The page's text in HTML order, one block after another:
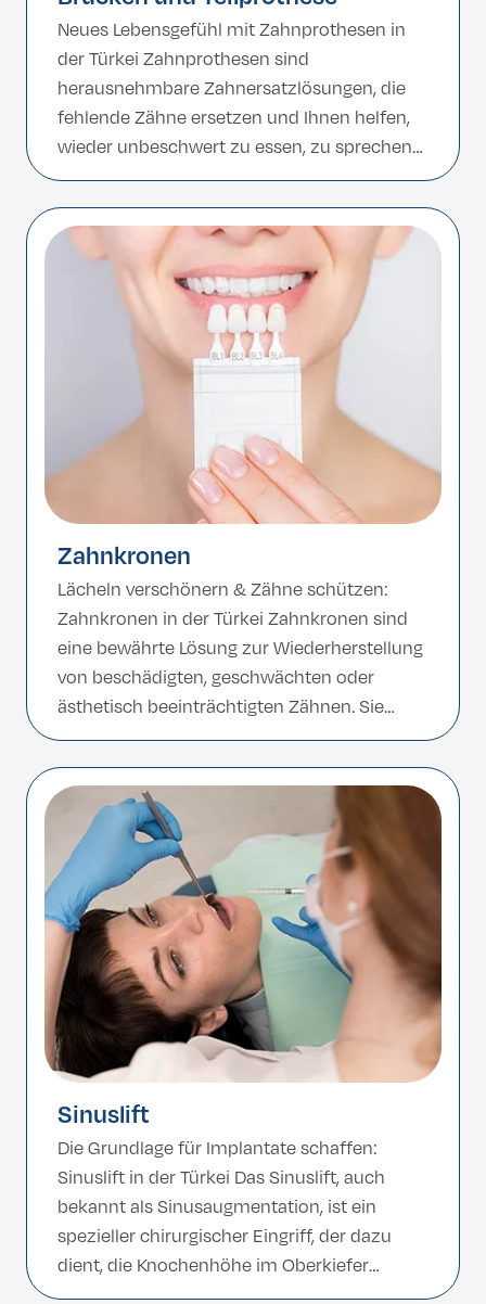
Neues Lebensgefühl mit Zahnprothesen in
der Türkei Zahnprothesen sind
herausnehmbare Zahnersatzlösungen, die
fehlende Zähne ersetzen und Ihnen helfen,
wieder unbeschwert zu essen, zu sprechen
und zu lächeln. Ob Teil- oder Vollprothese –
sie stellen die natürliche Funktion und
Ästhetik wieder her. In der Türkei profitieren
Patient:innen von hochwertigem Zahnersatz
zu fairen Preisen und erstklassiger
Versorgung. […]
Zahnkronen
Lächeln verschönern & Zähne schützen:
Zahnkronen in der Türkei Zahnkronen sind
eine bewährte Lösung zur Wiederherstellung
von beschädigten, geschwächten oder
ästhetisch beeinträchtigten Zähnen. Sie
umhüllen den Zahn vollständig, schützen ihn
dauerhaft und verbessern zugleich Funktion
und Aussehen. Ob durch Karies, Risse oder
kosmetische Gründe – Zahnkronen bieten
langanhaltende Stabilität und ein natürliches
Erscheinungsbild. Mit erfahrenen […]
Sinuslift
Die Grundlage für Implantate schaffen:
Sinuslift in der Türkei Das Sinuslift, auch
bekannt als Sinusaugmentation, ist ein
spezieller chirurgischer Eingriff, der dazu
dient, die Knochenhöhe im Oberkiefer
(Maxilla) zu erhöhen, um ihn für